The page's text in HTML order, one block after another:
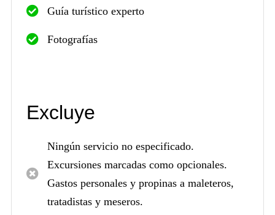
Guía turístico experto
Fotografías
Excluye
Ningún servicio no especificado.
Excursiones marcadas como opcionales.
Gastos personales y propinas a maleteros,
tratadistas y meseros.